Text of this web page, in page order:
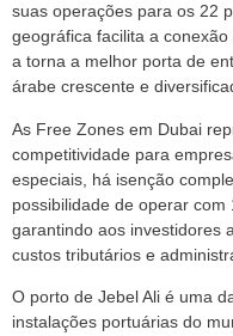
suas operações para os 22
geográfica facilita a
a torna a melhor porta de
árabe crescente e
As Free Zones em Dubai
competitividade para
especiais, há isenção
possibilidade de operar com
garantindo aos investidores
custos tributários e
O porto de Jebel Ali é uma
instalações portuárias do